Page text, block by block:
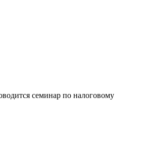
семинар по налоговому